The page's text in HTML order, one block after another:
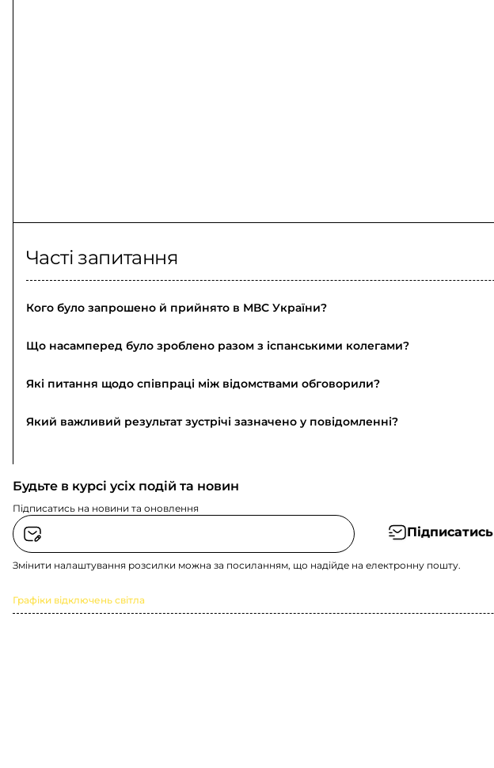
Часті запитання
Кого було запрошено й прийнято в МВС України?
Що насамперед було зроблено разом з іспанськими колегами?
Які питання щодо співпраці між відомствами обговорили?
Який важливий результат зустрічі зазначено у повідомленні?
Будьте в курсі усіх подій та новин
Підписатись на новини та оновлення
Підписатись
Змінити налаштування розсилки можна за посиланням, що надійде на електронну пошту.
Графіки відключень світла